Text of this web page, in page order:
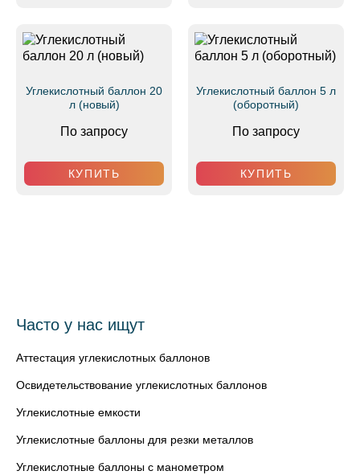
Углекислотный баллон 20
л (новый)
По запросу
КУПИТЬ
Углекислотный баллон 5 л
(оборотный)
По запросу
КУПИТЬ
Часто у нас ищут
Аттестация углекислотных баллонов
Освидетельствование углекислотных баллонов
Углекислотные емкости
Углекислотные баллоны для резки металлов
Углекислотные баллоны с манометром